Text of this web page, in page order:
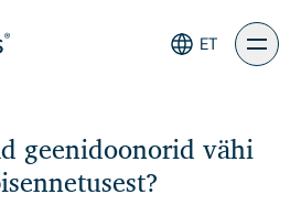
ET
geenidoonorid vähi